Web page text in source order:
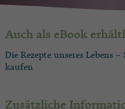
Auch als eBook
Die Rezepte unseres Lebens
kaufen
Zusätzliche